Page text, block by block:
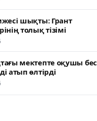
шықты: Грант
толық тізімі
мектепте оқушы бес
атып өлтірді